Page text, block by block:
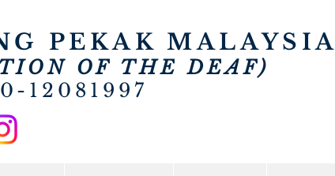
PEKAK MALAYSIA
OF THE DEAF)
12081997